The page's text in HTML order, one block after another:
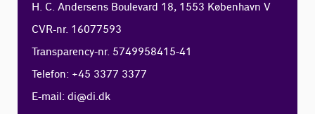
H. C. Andersens Boulevard 18, 1553 København V
CVR-nr. 16077593
Transparency-nr. 5749958415-41
Telefon: +45 3377 3377
E-mail:di@di.dk